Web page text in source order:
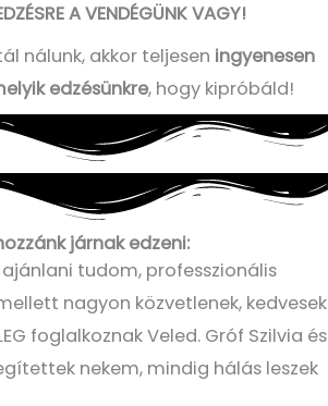
A VENDÉGÜNK VAGY!
nálunk, akkor teljesen ingyenesen
edzésünkre, hogy kipróbáld!
járnak edzeni:
ajánlani tudom, professzionális
nagyon közvetlenek, kedvesek
foglalkoznak Veled. Gróf Szilvia és
nekem, mindig hálás leszek